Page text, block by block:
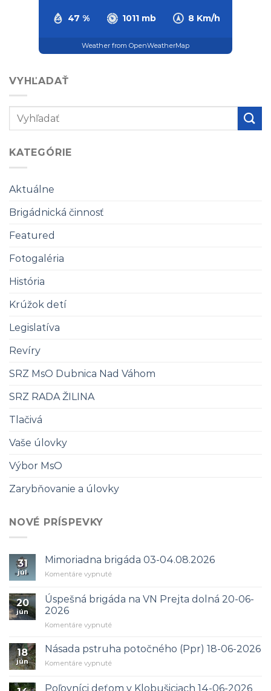
47 % 1011 mb 8 Km/h
Weather from OpenWeatherMap
VYHĽADAŤ
KATEGÓRIE
Aktuálne
Brigádnická činnosť
Featured
Fotogaléria
História
Krúžok detí
Legislatíva
Revíry
SRZ MsO Dubnica Nad Váhom
SRZ RADA ŽILINA
Tlačivá
Vaše úlovky
Výbor MsO
Zarybňovanie a úlovky
NOVÉ PRÍSPEVKY
31
júl
Mimoriadna brigáda 03-04.08.2026
Komentáre vypnuténa
brigáda
03-
20
jún
Úspešná brigáda na VN Prejta dolná 20-06-
2026
Komentáre vypnuténa
na
VN
dolná
18
jún
Násada pstruha potočného (Ppr) 18-06-2026
Komentáre vypnuténa
pstruha
Poľovníci deťom v Klobušiciach 14-06-2026